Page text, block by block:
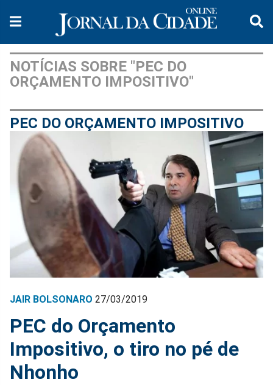
NOTÍCIAS SOBRE "PEC DO
ORÇAMENTO IMPOSITIVO"
PEC DO ORÇAMENTO IMPOSITIVO
JAIR BOLSONARO 27/03/2019
PEC do Orçamento
Impositivo, o tiro no pé de
Nhonho